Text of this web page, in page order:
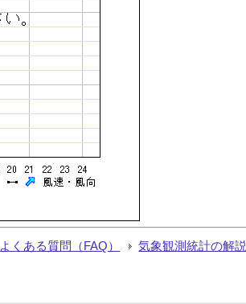
よくある質問（FAQ） 気象観測統計の解説